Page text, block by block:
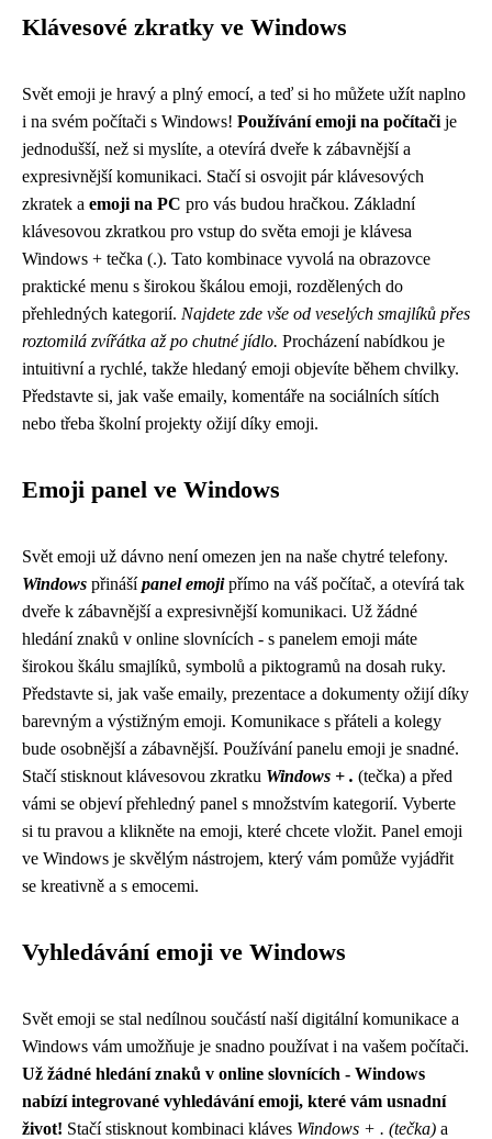
Klávesové zkratky ve Windows
Svět emoji je hravý a plný emocí, a teď si ho můžete užít naplno
i na svém počítači s Windows! Používání emoji na počítači je
jednodušší, než si myslíte, a otevírá dveře k zábavnější a
expresivnější komunikaci. Stačí si osvojit pár klávesových
zkratek a emoji na PC pro vás budou hračkou. Základní
klávesovou zkratkou pro vstup do světa emoji je klávesa
Windows + tečka (.). Tato kombinace vyvolá na obrazovce
praktické menu s širokou škálou emoji, rozdělených do
přehledných kategorií. Najdete zde vše od veselých smajlíků přes
roztomilá zvířátka až po chutné jídlo. Procházení nabídkou je
intuitivní a rychlé, takže hledaný emoji objevíte během chvilky.
Představte si, jak vaše emaily, komentáře na sociálních sítích
nebo třeba školní projekty ožijí díky emoji.
Emoji panel ve Windows
Svět emoji už dávno není omezen jen na naše chytré telefony.
Windows přinášípanel emojipřímo na váš počítač, a otevírá tak
dveře k zábavnější a expresivnější komunikaci. Už žádné
hledání znaků v online slovnících - s panelem emoji máte
širokou škálu smajlíků, symbolů a piktogramů na dosah ruky.
Představte si, jak vaše emaily, prezentace a dokumenty ožijí díky
barevným a výstižným emoji. Komunikace s přáteli a kolegy
bude osobnější a zábavnější. Používání panelu emoji je snadné.
Stačí stisknout klávesovou zkratku Windows + . (tečka) a před
vámi se objeví přehledný panel s množstvím kategorií. Vyberte
si tu pravou a klikněte na emoji, které chcete vložit. Panel emoji
ve Windows je skvělým nástrojem, který vám pomůže vyjádřit
se kreativně a s emocemi.
Vyhledávání emoji ve Windows
Svět emoji se stal nedílnou součástí naší digitální komunikace a
Windows vám umožňuje je snadno používat i na vašem počítači.
Už žádné hledání znaků v online slovnících - Windows
nabízí integrované vyhledávání emoji, které vám usnadní
život! Stačí stisknout kombinaci kláves Windows + . (tečka) a